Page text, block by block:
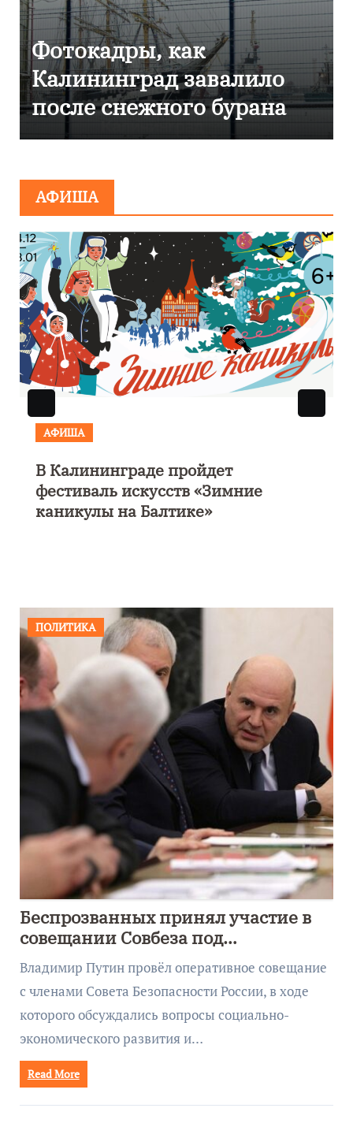
Фоторепортаж как в
Калининграде
эвакуировали ТЦ из-за
сообщения о
АФИША
АФИША
В Калининграде пройдет
фестиваль искусств «Зимние
каникулы на Балтике»
ПОЛИТИКА
Беспрозванных принял участие в
совещании Совбеза под
руководством Путина
Владимир Путин провёл оперативное совещание
с членами Совета Безопасности России, в ходе
которого обсуждались вопросы социально-
экономического развития и…
Read More